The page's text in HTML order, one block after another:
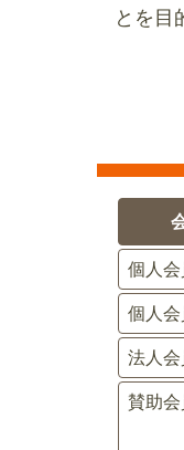
とを目
個人会
個人会
法人会
賛助会